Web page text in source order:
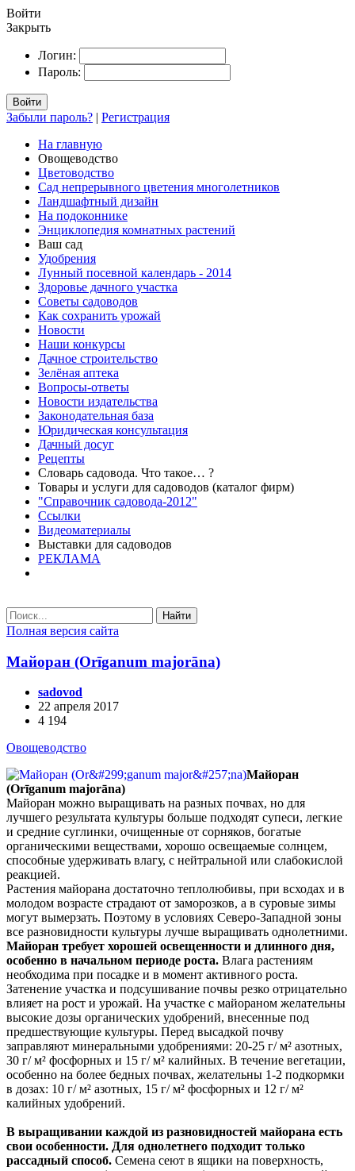
Войти
Закрыть
Логин:
Пароль:
Войти
Забыли пароль? | Регистрация
На главную
Овощеводство
Цветоводство
Сад непрерывного цветения многолетников
Ландшафтный дизайн
На подоконнике
Энциклопедия комнатных растений
Ваш сад
Удобрения
Лунный посевной календарь - 2014
Здоровье дачного участка
Советы садоводов
Как сохранить урожай
Новости
Наши конкурсы
Дачное строительство
Зелёная аптека
Вопросы-ответы
Новости издательства
Законодательная база
Юридическая консультация
Дачный досуг
Рецепты
Словарь садовода. Что такое… ?
Товары и услуги для садоводов (каталог фирм)
"Справочник садовода-2012"
Ссылки
Видеоматериалы
Выставки для садоводов
РЕКЛАМА
Найти
Полная версия сайта
Майоран (Orīganum majorāna)
sadovod
22 апреля 2017
4 194
Овощеводство
Майоран
(Orīganum majorāna)
Майоран можно выращивать на разных почвах, но для
лучшего результата культуры больше подходят супеси, легкие
и средние суглинки, очищенные от сорняков, богатые
органическими веществами, хорошо освещаемые солнцем,
способные удерживать влагу, с нейтральной или слабокислой
реакцией.
Растения майорана достаточно теплолюбивы, при всходах и в
молодом возрасте страдают от заморозков, а в суровые зимы
могут вымерзать. Поэтому в условиях Северо-Западной зоны
все разновидности культуры лучше выращивать однолетними.
Майоран требует хорошей освещенности и длинного дня,
особенно в начальном периоде роста. Влага растениям
необходима при посадке и в момент активного роста.
Затенение участка и подсушивание почвы резко отрицательно
влияет на рост и урожай. На участке с майораном желательны
высокие дозы органических удобрений, внесенные под
предшествующие культуры. Перед высадкой почву
заправляют минеральными удобрениями: 20-25 г/ м² азотных,
30 г/ м² фосфорных и 15 г/ м² калийных. В течение вегетации,
особенно на более бедных почвах, желательны 1-2 подкормки
в дозах: 10 г/ м² азотных, 15 г/ м² фосфорных и 12 г/ м²
калийных удобрений.
В выращивании каждой из разновидностей майорана есть
свои особенности. Для однолетнего подходит только
рассадный способ. Семена сеют в ящики на поверхность,